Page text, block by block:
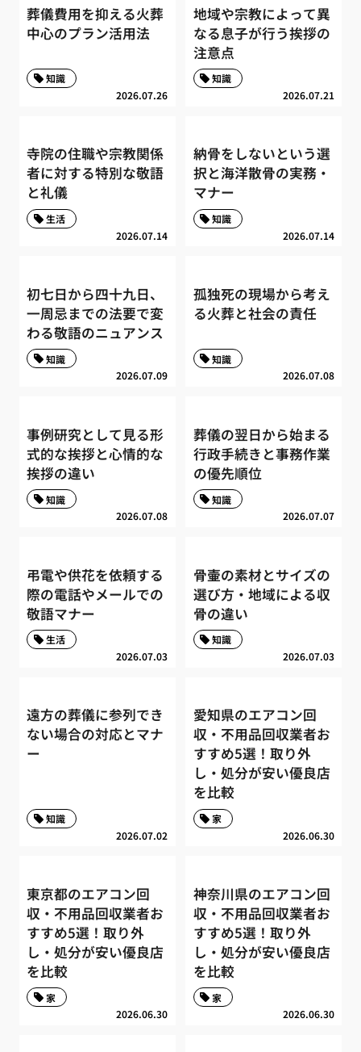
葬儀費用を抑える火葬
中心のプラン活用法
2026.07.26
知識
地域や宗教によって異
なる息子が行う挨拶の
注意点
2026.07.21
知識
寺院の住職や宗教関係
者に対する特別な敬語
と礼儀
2026.07.14
生活
納骨をしないという選
択と海洋散骨の実務・
マナー
2026.07.14
知識
初七日から四十九日、
一周忌までの法要で変
わる敬語のニュアンス
2026.07.09
知識
孤独死の現場から考え
る火葬と社会の責任
2026.07.08
知識
事例研究として見る形
式的な挨拶と心情的な
挨拶の違い
2026.07.08
知識
葬儀の翌日から始まる
行政手続きと事務作業
の優先順位
2026.07.07
知識
弔電や供花を依頼する
際の電話やメールでの
敬語マナー
2026.07.03
生活
骨壷の素材とサイズの
選び方・地域による収
骨の違い
2026.07.03
知識
遠方の葬儀に参列でき
ない場合の対応とマナ
ー
2026.07.02
知識
愛知県のエアコン回
収・不用品回収業者お
すすめ5選！取り外
し・処分が安い優良店
を比較
2026.06.30
家
東京都のエアコン回
収・不用品回収業者お
すすめ5選！取り外
し・処分が安い優良店
を比較
2026.06.30
家
神奈川県のエアコン回
収・不用品回収業者お
すすめ5選！取り外
し・処分が安い優良店
を比較
2026.06.30
家